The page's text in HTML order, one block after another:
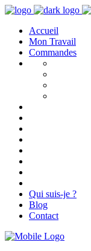
Accueil
Mon Travail
Commandes
Qui suis-je ?
Blog
Contact